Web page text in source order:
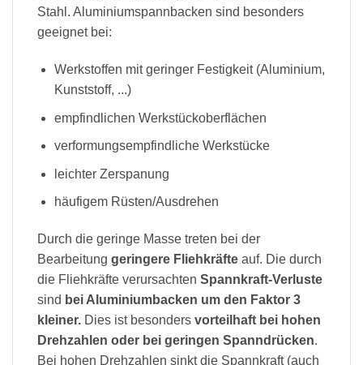
Stahl. Aluminiumspannbacken sind besonders
geeignet bei:
Werkstoffen mit geringer Festigkeit (Aluminium,
Kunststoff, ...)
empfindlichen Werkstückoberflächen
verformungsempfindliche Werkstücke
leichter Zerspanung
häufigem Rüsten/Ausdrehen
Durch die geringe Masse treten bei der
Bearbeitung geringere Fliehkräfte auf. Die durch
die Fliehkräfte verursachten Spannkraft-Verluste
sind bei Aluminiumbacken um den Faktor 3
kleiner. Dies ist besonders vorteilhaft bei hohen
Drehzahlen oder bei geringen Spanndrücken.
Bei hohen Drehzahlen sinkt die Spannkraft (auch